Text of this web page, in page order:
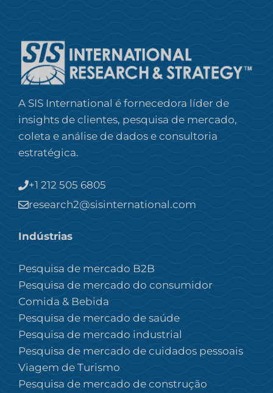
A SIS International é fornecedora líder de
insights de clientes, pesquisa de mercado,
coleta e análise de dados e consultoria
estratégica.
+1 212 505 6805
research2@sisinternational.com
Indústrias
Pesquisa de mercado B2B
Pesquisa de mercado do consumidor
Comida & Bebida
Pesquisa de mercado de saúde
Pesquisa de mercado industrial
Pesquisa de mercado de cuidados pessoais
Viagem de Turismo
Pesquisa de mercado de construção